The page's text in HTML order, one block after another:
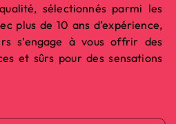
sélectionnés parmi les
plus de 10 ans d’expérience,
s’engage à vous offrir des
et sûrs pour des sensations